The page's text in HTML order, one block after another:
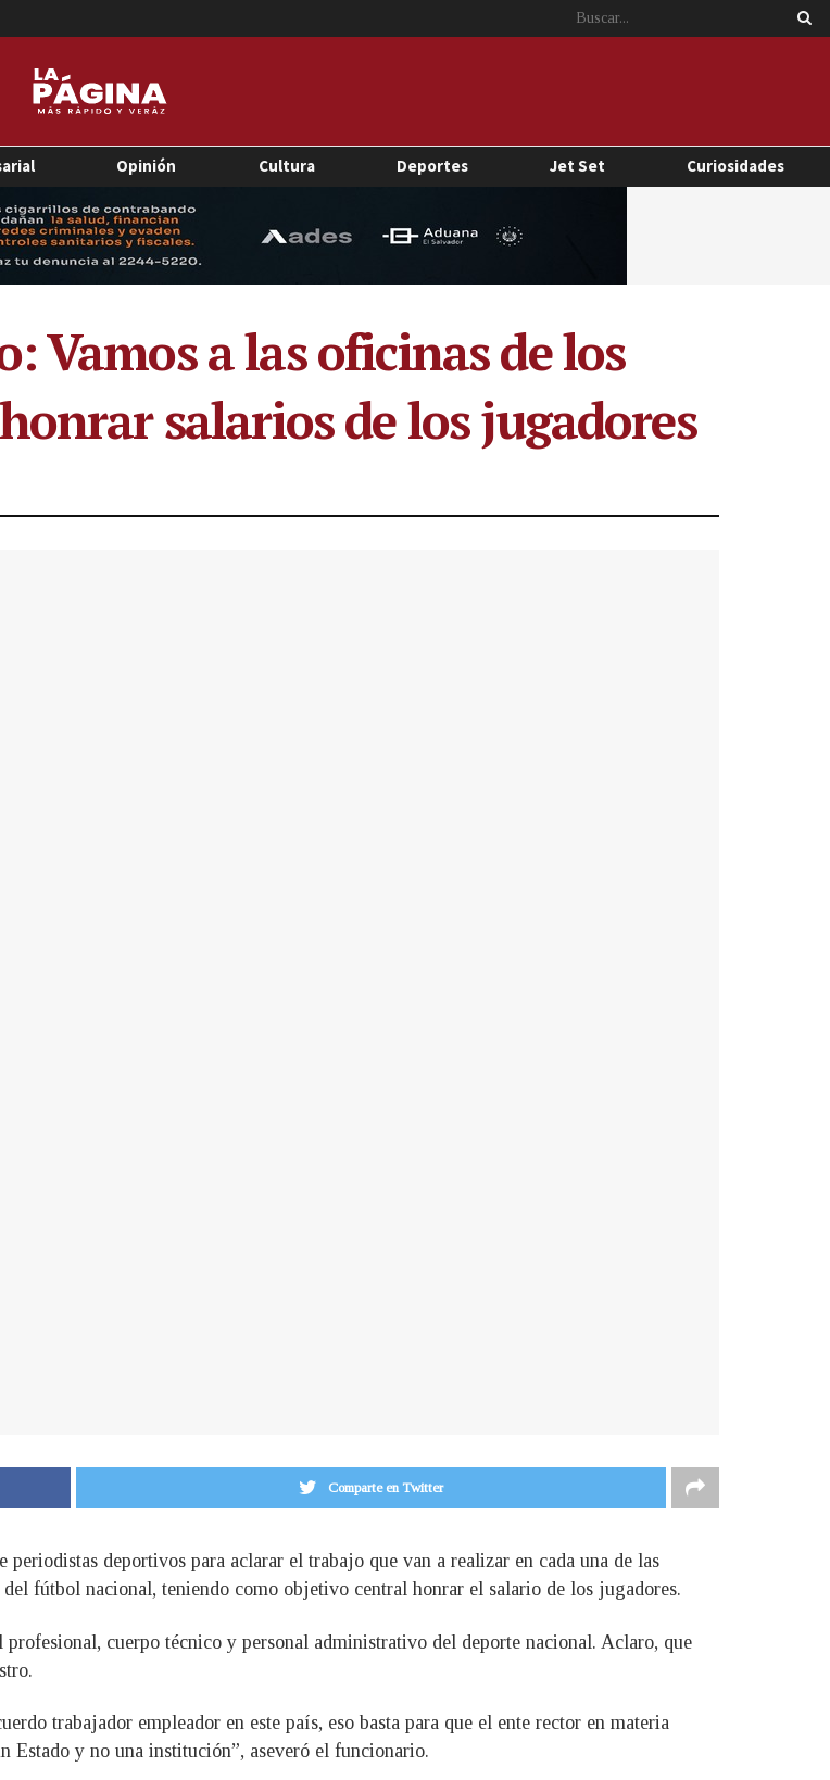
Opinión Cultura Deportes Jet Set Curiosidades
Vamos a las oficinas de los
salarios de los jugadores
Comparte en Twitter
deportivos para aclarar el trabajo que van a realizar en cada una de las
fútbol nacional, teniendo como objetivo central honrar el salario de los jugadores.
cuerpo técnico y personal administrativo del deporte nacional. Aclaro, que
trabajador empleador en este país, eso basta para que el ente rector en materia
y no una institución”, aseveró el funcionario.